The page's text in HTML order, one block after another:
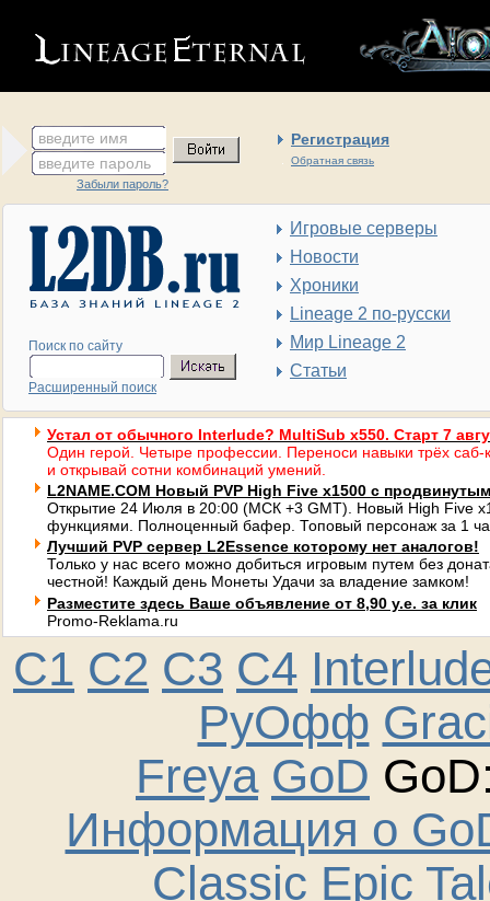
введите имя Регистрация
Обратная связь
введите пароль
Забыли пароль?
Поиск по сайту
Расширенный поиск
Игровые серверы
Новости
Хроники
Lineage 2 по-русски
Мир Lineage 2
Статьи
Устал от обычного Interlude? MultiSub x550. Старт 7
Один герой. Четыре профессии. Переноси навыки трёх саб-
и открывай сотни комбинаций умений.
L2NAME.COM Новый PVP High Five x1500 с
Открытие 24 Июля в 20:00 (МСК +3 GMT). Новый High Five
функциями. Полноценный бафер. Топовый персонаж за 1
Лучший PVP сервер L2Essence которому нет аналогов!
Только у нас всего можно добиться игровым путем без
честной! Каждый день Монеты Удачи за владение замком!
Разместите здесь Ваше объявление от 8,90 у.е. за клик
Promo-Reklama.ru
C1 C2 C3 C4
РуОфф
Freya GoD
Информация о
Classic Epic